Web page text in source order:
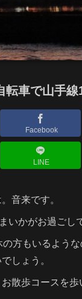
転車で山手線
Facebook
LINE
音来です。
いかがお過ごし
の方もいるよう
しょう。
散歩コースを